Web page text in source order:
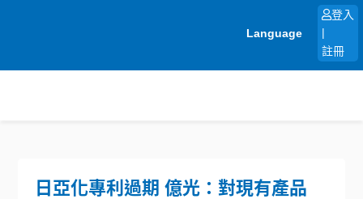
Language
登入
註冊
日亞化專利過期 億光：對現有產品